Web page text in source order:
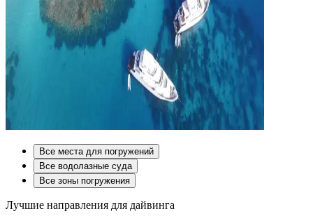
Все места для погружений
Все водолазные суда
Все зоны погружения
Лучшие направления для дайвинга